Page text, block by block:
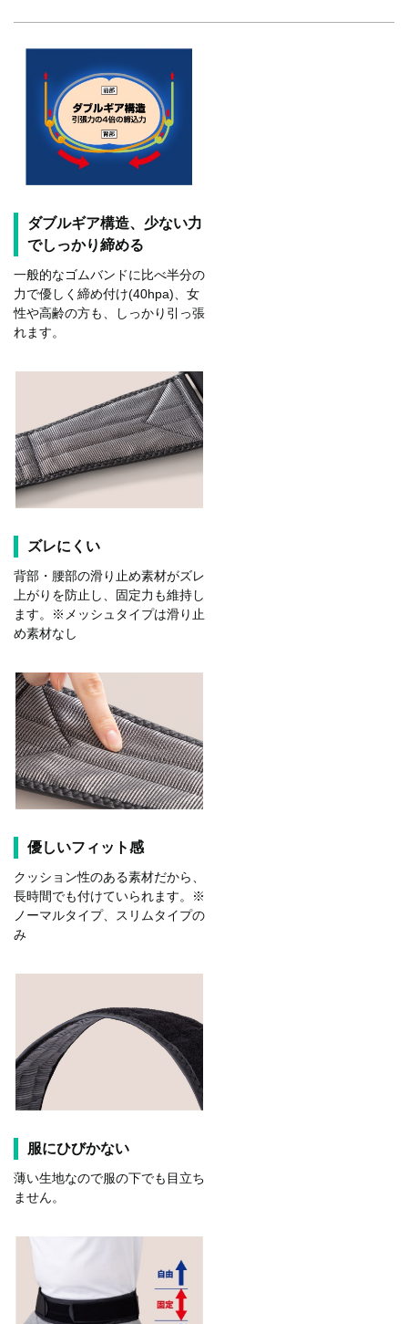
ダブルギア構造、少ない力
でしっかり締める
一般的なゴムバンドに比べ半分の
力で優しく締め付け(40hpa)、女
性や高齢の方も、しっかり引っ張
れます。
ズレにくい
背部・腰部の滑り止め素材がズレ
上がりを防止し、固定力も維持し
ます。※メッシュタイプは滑り止
め素材なし
優しいフィット感
クッション性のある素材だから、
長時間でも付けていられます。※
ノーマルタイプ、スリムタイプの
み
服にひびかない
薄い生地なので服の下でも目立ち
ません。